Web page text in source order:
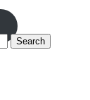
Search